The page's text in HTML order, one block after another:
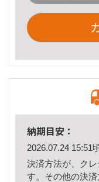
納期目安：
2026.07.24 15:51
決済方法が、ク
す。その他の決